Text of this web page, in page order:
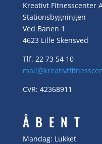
Kreativt Fitnesscenter
Stationsbygningen
Ved Banen 1
4623 Lille Skensved
Tlf. 22 73 54 10
CVR: 42368911
ÅBENT
Mandag: Lukket